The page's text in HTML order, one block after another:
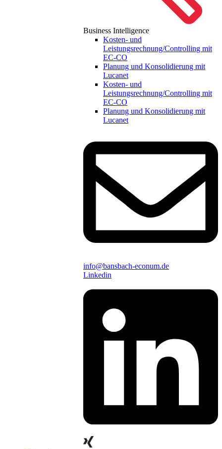
Business Intelligence
Kosten- und
Leistungsrechnung/Controlling mit
EC-CO
Planung und Konsolidierung mit
Lucanet
Kosten- und
Leistungsrechnung/Controlling mit
EC-CO
Planung und Konsolidierung mit
Lucanet
info@bansbach-econum.de
Linkedin